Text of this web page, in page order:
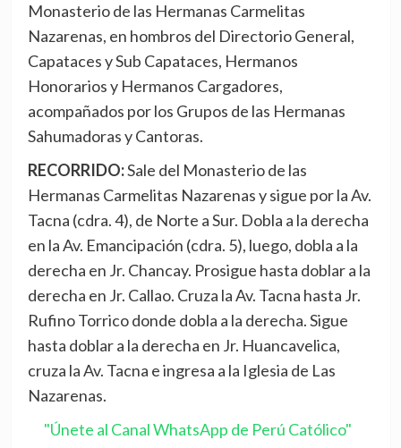
Monasterio de las Hermanas Carmelitas
Nazarenas, en hombros del Directorio General,
Capataces y Sub Capataces, Hermanos
Honorarios y Hermanos Cargadores,
acompañados por los Grupos de las Hermanas
Sahumadoras y Cantoras.
RECORRIDO:Sale del Monasterio de las
Hermanas Carmelitas Nazarenas y sigue por la Av.
Tacna (cdra. 4), de Norte a Sur. Dobla a la derecha
en la Av. Emancipación (cdra. 5), luego, dobla a la
derecha en Jr. Chancay. Prosigue hasta doblar a la
derecha en Jr. Callao. Cruza la Av. Tacna hasta Jr.
Rufino Torrico donde dobla a la derecha. Sigue
hasta doblar a la derecha en Jr. Huancavelica,
cruza la Av. Tacna e ingresa a la Iglesia de Las
Nazarenas.
"Únete al Canal WhatsApp de Perú Católico"